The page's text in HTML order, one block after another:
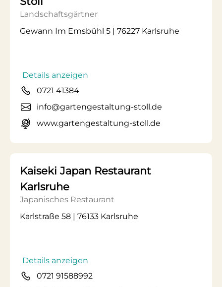
Landschaftsgärtner
Gewann Im Emsbühl 5 | 76227 Karlsruhe
Details anzeigen
0721 41384
info@gartengestaltung-stoll.de
www.gartengestaltung-stoll.de
Kaiseki Japan Restaurant
Karlsruhe
Japanisches Restaurant
Karlstraße 58 | 76133 Karlsruhe
Details anzeigen
0721 91588992